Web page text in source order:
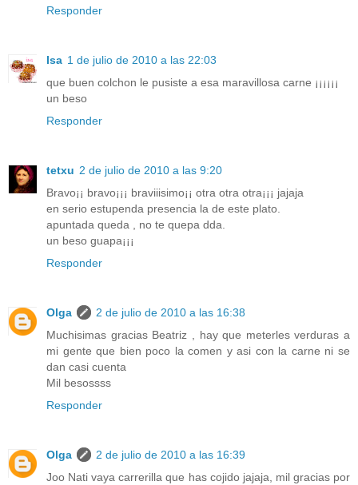
Responder
Isa 1 de julio de 2010 a las 22:03
que buen colchon le pusiste a esa maravillosa carne ¡¡¡¡¡¡
un beso
Responder
tetxu 2 de julio de 2010 a las 9:20
Bravo¡¡ bravo¡¡¡ braviiisimo¡¡ otra otra otra¡¡¡ jajaja
en serio estupenda presencia la de este plato.
apuntada queda , no te quepa dda.
un beso guapa¡¡¡
Responder
Olga
2 de julio de 2010 a las 16:38
Muchisimas gracias Beatriz , hay que meterles verduras a
mi gente que bien poco la comen y asi con la carne ni se
dan casi cuenta
Mil besossss
Responder
Olga
2 de julio de 2010 a las 16:39
Joo Nati vaya carrerilla que has cojido jajaja, mil gracias por